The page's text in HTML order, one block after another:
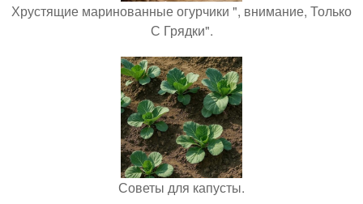
Хрустящие маринованные огурчики ", внимание, Только
С Грядки".
Советы для капусты.